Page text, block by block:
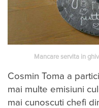
Mancare servita in
Cosmin Toma a
mai multe emisiuni
mai cunoscuti chefi